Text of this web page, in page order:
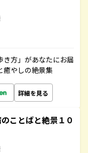
方」があなたにお届
癒やしの絶景集
詳細を見る
ことばと絶景１０